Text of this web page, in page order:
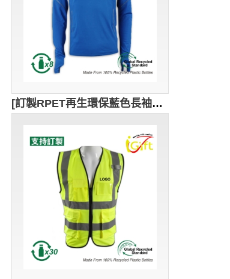
[訂製RPET再生環保藍色長袖運動上衣]｜功能性運動衫｜半胸拉鏈設計｜GRS認證環保回收紗｜可持續發展｜藍色｜W227